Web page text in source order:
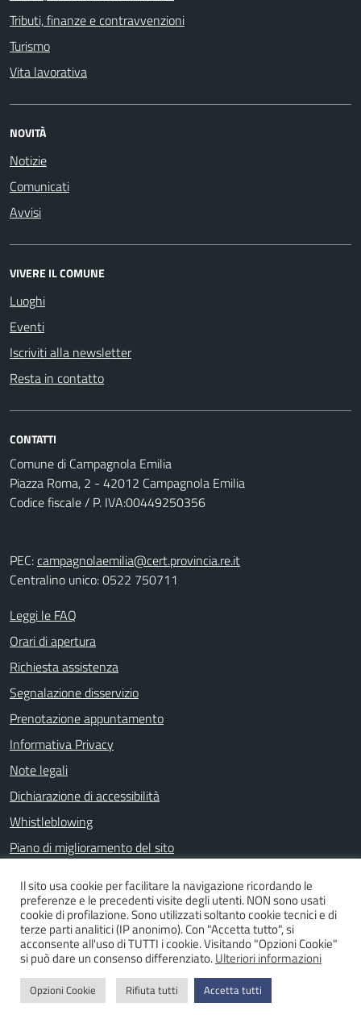
Tributi, finanze e contravvenzioni
Turismo
Vita lavorativa
NOVITÀ
Notizie
Comunicati
Avvisi
VIVERE IL COMUNE
Luoghi
Eventi
Iscriviti alla newsletter
Resta in contatto
CONTATTI
Comune di Campagnola Emilia
Piazza Roma, 2 - 42012 Campagnola Emilia
Codice fiscale / P. IVA:00449250356
PEC:campagnolaemilia@cert.provincia.re.it
Centralino unico: 0522 750711
Leggi le FAQ
Orari di apertura
Richiesta assistenza
Segnalazione disservizio
Prenotazione appuntamento
Informativa Privacy
Note legali
Dichiarazione di accessibilità
Whistleblowing
Piano di miglioramento del sito
SEGUICI SU
Facebook
Il sito usa cookie per facilitare la navigazione ricordando le
preferenze e le precedenti visite degli utenti. NON sono usati
cookie di profilazione. Sono utilizzati soltanto cookie tecnici e di
terze parti analitici (IP anonimo). Con "Accetta tutto", si
acconsente all'uso di TUTTI i cookie. Visitando "Opzioni Cookie"
si può dare un consenso differenziato.Ulteriori informazioni
Opzioni Cookie Rifiuta tutti Accetta tutti